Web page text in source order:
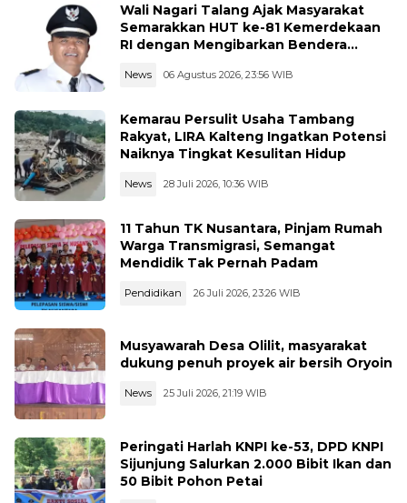
Wali Nagari Talang Ajak Masyarakat
Semarakkan HUT ke-81 Kemerdekaan
RI dengan Mengibarkan Bendera
News 06 Agustus 2026, 23:56 WIB
Kemarau Persulit Usaha Tambang
Rakyat, LIRA Kalteng Ingatkan Potensi
Naiknya Tingkat Kesulitan Hidup
News 28 Juli 2026, 10:36 WIB
11 Tahun TK Nusantara, Pinjam Rumah
Warga Transmigrasi, Semangat
Mendidik Tak Pernah Padam
Pendidikan 26 Juli 2026, 23:26 WIB
Musyawarah Desa Olilit, masyarakat
dukung penuh proyek air bersih Oryoin
News 25 Juli 2026, 21:19 WIB
Peringati Harlah KNPI ke-53, DPD KNPI
Sijunjung Salurkan 2.000 Bibit Ikan dan
50 Bibit Pohon Petai